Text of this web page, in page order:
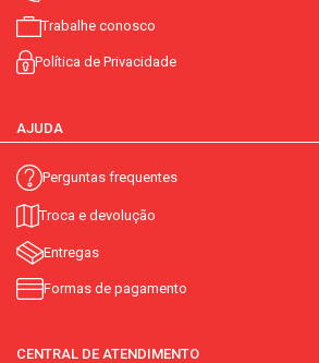
Trabalhe conosco
Política de Privacidade
AJUDA
Perguntas frequentes
Troca e devolução
Entregas
Formas de pagamento
CENTRAL DE ATENDIMENTO